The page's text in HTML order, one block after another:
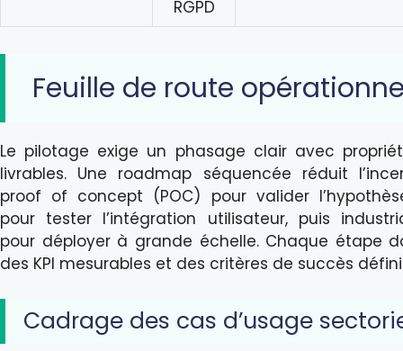
RGPD
Feuille de route
Le pilotage exige un phasage clair avec
livrables. Une roadmap séquencée réduit
proof of concept (POC) pour valider
pour tester l’intégration utilisateur, puis
pour déployer à grande échelle. Chaque étape
des KPI mesurables et des critères de succès
Cadrage des cas d’usage